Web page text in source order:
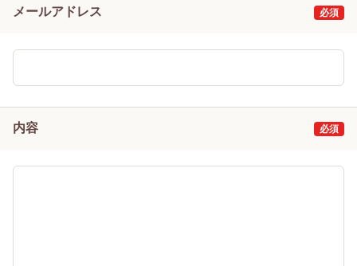
メールアドレス
内容